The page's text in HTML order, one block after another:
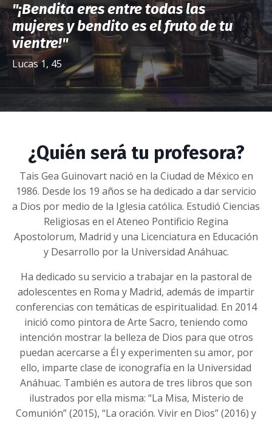
"¡Bendita eres entre todas las
mujeresy bendito es el fruto de tu
vientre!"
Lucas 1, 45
¿Quién será tu profesora?
Tais Gea Guinovart nació en la Ciudad de México en
1986. Desde los 19 años se ha dedicado a dar servicio
a Dios por medio de la Iglesia católica. Estudió Ciencias
Religiosas en el Ateneo Pontificio Regina
Apostolorum, Madrid y una Licenciatura en Educación
y Desarrollo por la Universidad Anáhuac.
Ha dedicado su servicio a trabajar en la pastoral de
adolescentes en Roma y Madrid, además de impartir
conferencias con temáticas de espiritualidad. En 2014
inició como pintora de Arte Sacro, teniendo como
intención mostrar la belleza de Dios para que otros
puedan acercarse a Él y experimenten su amor, por
ello, imparte clase de iconografía en la Universidad
Anáhuac. También es autora de tres libros que son
ilustrados por ella misma: “La Misa, Misterio de
Comunión” (2015), “La oración. Vivir en Dios” (2016) y